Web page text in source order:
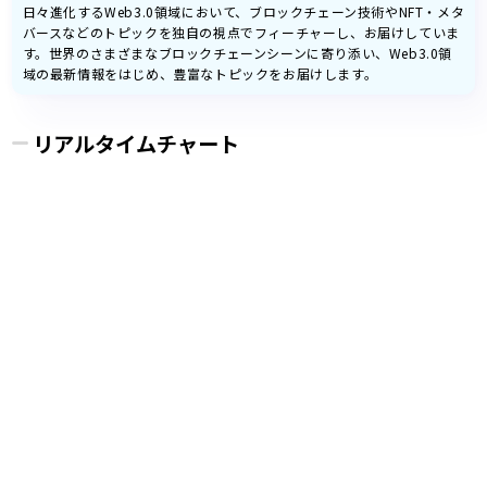
日々進化するWeb3.0領域において、ブロックチェーン技術やNFT・メタ
バースなどのトピックを独自の視点でフィーチャーし、お届けしていま
す。世界のさまざまなブロックチェーンシーンに寄り添い、Web3.0領
域の最新情報をはじめ、豊富なトピックをお届けします。
リアルタイムチャート